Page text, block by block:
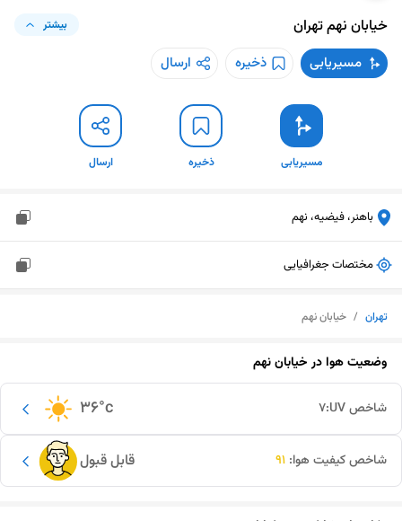
خیابان نهمتهران بیشتر
مسیریابی ذخیره ارسال
مسیریابی ذخیره ارسال
باهنر، فیضیه، نهم
مختصات جغرافیایی
تهران / خیابان نهم
وضعیت هوا درخیابان نهم
36°c شاخص UV: 7
قابل قبول شاخص کیفیت هوا: 91